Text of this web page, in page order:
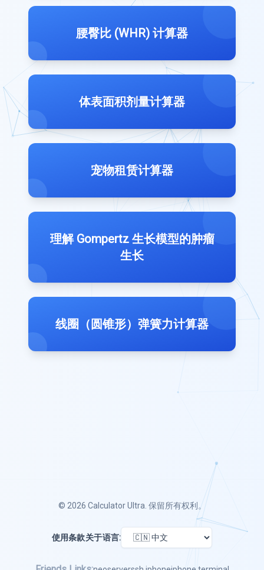
腰臀比 (WHR) 计算器
体表面积剂量计算器
宠物租赁计算器
理解 Gompertz 生长模型的肿瘤
生长
线圈（圆锥形）弹簧力计算器
© 2026 Calculator Ultra . 保留所有权利。
使用条款关于语言: